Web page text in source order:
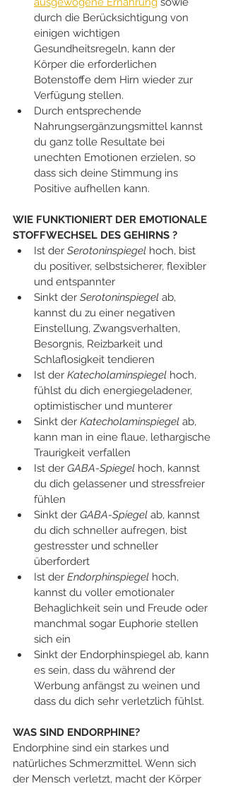
durch die Berücksichtigung von
einigen wichtigen
Gesundheitsregeln, kann der
Körper die erforderlichen
Botenstoffe dem Hirn wieder zur
Verfügung stellen.
Durch entsprechende
Nahrungsergänzungsmittel kannst
du ganz tolle Resultate bei
unechten Emotionen erzielen, so
dass sich deine Stimmung ins
Positive aufhellen kann.
WIE FUNKTIONIERT DER EMOTIONALE
STOFFWECHSEL DES GEHIRNS ?
Ist der Serotoninspiegel hoch, bist
du positiver, selbstsicherer, flexibler
und entspannter
Sinkt der Serotoninspiegel ab,
kannst du zu einer negativen
Einstellung, Zwangsverhalten,
Besorgnis, Reizbarkeit und
Schlaflosigkeit tendieren
Ist der Katecholaminspiegel hoch,
fühlst du dich energiegeladener,
optimistischer und munterer
Sinkt der Katecholaminspiegel ab,
kann man in eine flaue, lethargische
Traurigkeit verfallen
Ist der GABA-Spiegel hoch, kannst
du dich gelassener und stressfreier
fühlen
Sinkt der GABA-Spiegel ab, kannst
du dich schneller aufregen, bist
gestresster und schneller
überfordert
Ist der Endorphinspiegel hoch,
kannst du voller emotionaler
Behaglichkeit sein und Freude oder
manchmal sogar Euphorie stellen
sich ein
Sinkt der Endorphinspiegel ab, kann
es sein, dass du während der
Werbung anfängst zu weinen und
dass du dich sehr verletzlich fühlst.
WAS SIND ENDORPHINE?
Endorphine sind ein starkes und
natürliches Schmerzmittel. Wenn sich
der Mensch verletzt, macht der Körper